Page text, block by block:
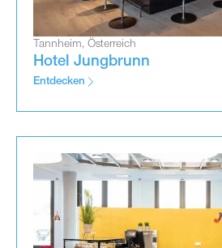
Tannheim, Österreich
Hotel Jungbrunn
Entdecken